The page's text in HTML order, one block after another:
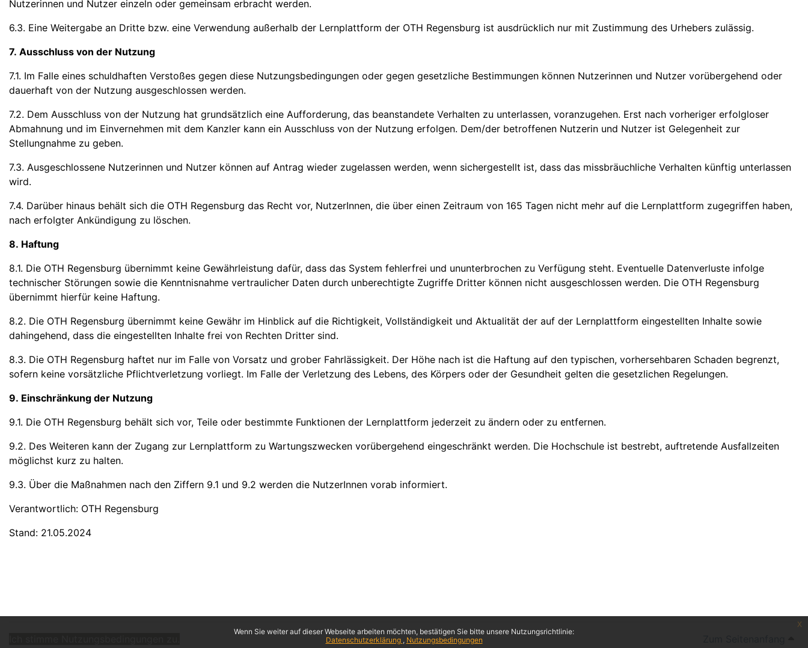
Wenn Sie weiter auf dieser Webseite arbeiten möchten, bestätigen Sie bitte unsere Nutzungsrichtlinie:
Datenschutzerklärung
Nutzungsbedingungen
x
Nutzerinnen und Nutzer einzeln oder gemeinsam erbracht werden.
6.3. Eine Weitergabe an Dritte bzw. eine Verwendung außerhalb der Lernplattform der OTH Regensburg ist ausdrücklich nur mit Zustimmung des Urhebers zulässig.
7. Ausschluss von der Nutzung
7.1. Im Falle eines schuldhaften Verstoßes gegen diese Nutzungsbedingungen oder gegen gesetzliche Bestimmungen können Nutzerinnen und Nutzer vorübergehend oder
dauerhaft von der Nutzung ausgeschlossen werden.
7.2. Dem Ausschluss von der Nutzung hat grundsätzlich eine Aufforderung, das beanstandete Verhalten zu unterlassen, voranzugehen. Erst nach vorheriger erfolgloser
Abmahnung und im Einvernehmen mit dem Kanzler kann ein Ausschluss von der Nutzung erfolgen. Dem/der betroffenen Nutzerin und Nutzer ist Gelegenheit zur
Stellungnahme zu geben.
7.3. Ausgeschlossene Nutzerinnen und Nutzer können auf Antrag wieder zugelassen werden, wenn sichergestellt ist, dass das missbräuchliche Verhalten künftig unterlassen
wird.
7.4. Darüber hinaus behält sich die OTH Regensburg das Recht vor, NutzerInnen, die über einen Zeitraum von 165 Tagen nicht mehr auf die Lernplattform zugegriffen haben,
nach erfolgter Ankündigung zu löschen.
8. Haftung
8.1. Die OTH Regensburg übernimmt keine Gewährleistung dafür, dass das System fehlerfrei und ununterbrochen zu Verfügung steht. Eventuelle Datenverluste infolge
technischer Störungen sowie die Kenntnisnahme vertraulicher Daten durch unberechtigte Zugriffe Dritter können nicht ausgeschlossen werden. Die OTH Regensburg
übernimmt hierfür keine Haftung.
8.2. Die OTH Regensburg übernimmt keine Gewähr im Hinblick auf die Richtigkeit, Vollständigkeit und Aktualität der auf der Lernplattform eingestellten Inhalte sowie
dahingehend, dass die eingestellten Inhalte frei von Rechten Dritter sind.
8.3. Die OTH Regensburg haftet nur im Falle von Vorsatz und grober Fahrlässigkeit. Der Höhe nach ist die Haftung auf den typischen, vorhersehbaren Schaden begrenzt,
sofern keine vorsätzliche Pflichtverletzung vorliegt. Im Falle der Verletzung des Lebens, des Körpers oder der Gesundheit gelten die gesetzlichen Regelungen.
9. Einschränkung der Nutzung
9.1. Die OTH Regensburg behält sich vor, Teile oder bestimmte Funktionen der Lernplattform jederzeit zu ändern oder zu entfernen.
9.2. Des Weiteren kann der Zugang zur Lernplattform zu Wartungszwecken vorübergehend eingeschränkt werden. Die Hochschule ist bestrebt, auftretende Ausfallzeiten
möglichst kurz zu halten.
9.3. Über die Maßnahmen nach den Ziffern 9.1 und 9.2 werden die NutzerInnen vorab informiert.
Verantwortlich: OTH Regensburg
Stand: 21.05.2024